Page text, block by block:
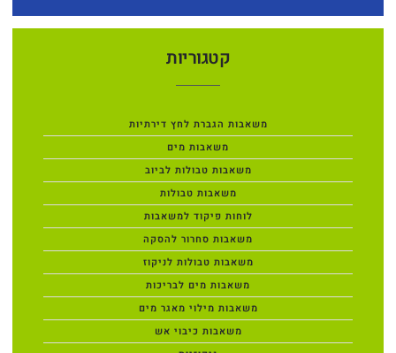
קטגוריות
משאבות הגברת לחץ דירתיות
משאבות מים
משאבות טבולות לביוב
משאבות טבולות
לוחות פיקוד למשאבות
משאבות סחרור להסקה
משאבות טבולות לניקוז
משאבות מים לבריכות
משאבות מילוי מאגר מים
משאבות כיבוי אש